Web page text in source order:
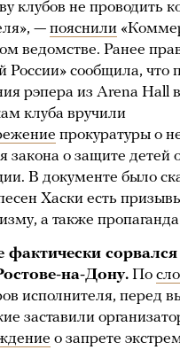
клубов не проводить
— пояснили
ведомстве. Ранее
России» сообщила, что
рэпера из Arena Hall
клуба вручили
прокуратуры о
закона о защите детей
В документе было
Хаски есть
а также
фактически
на-Дону. По
исполнителя, перед
заставили
о запрете